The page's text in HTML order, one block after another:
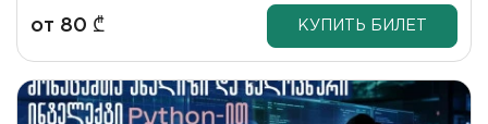
от 80 ₾ КУПИТЬ БИЛЕТ